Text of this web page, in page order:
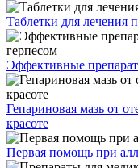
Таблетки для лечения
Эффективные
Гепариновая мазь от
красоте
Первая помощь при